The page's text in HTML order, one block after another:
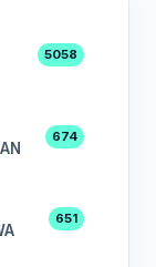
5058
674
651